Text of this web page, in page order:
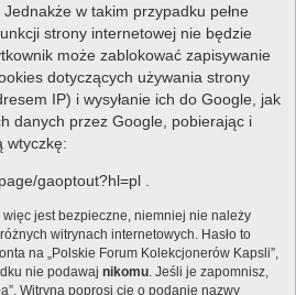
w takim przypadku pełne
strony internetowej nie będzie
może zablokować zapisywanie
dotyczących używania strony
IP) i wysyłanie ich do Google, jak
danych przez Google, pobierając i
wtyczkę:
gaoptout?hl=pl .
więc jest bezpieczne, niemniej nie należy
witrynach internetowych. Hasło to
na „Polskie Forum Kolekcjonerów Kapsli”,
nie podawaj nikomu. Jeśli je zapomnisz,
Witryna poprosi cię o podanie nazwy